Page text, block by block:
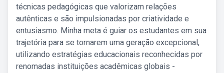
técnicas pedagógicas que valorizam relações
autênticas e são impulsionadas por criatividade e
entusiasmo. Minha meta é guiar os estudantes em sua
trajetória para se tornarem uma geração excepcional,
utilizando estratégias educacionais reconhecidas por
renomadas instituições acadêmicas globais -